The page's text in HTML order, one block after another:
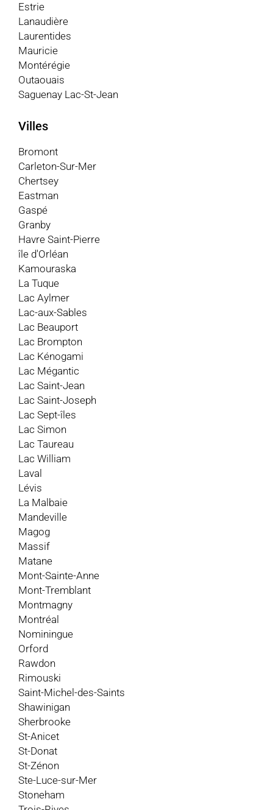
Estrie
Lanaudière
Laurentides
Mauricie
Montérégie
Outaouais
Saguenay Lac-St-Jean
Villes
Bromont
Carleton-Sur-Mer
Chertsey
Eastman
Gaspé
Granby
Havre Saint-Pierre
île d'Orléan
Kamouraska
La Tuque
Lac Aylmer
Lac-aux-Sables
Lac Beauport
Lac Brompton
Lac Kénogami
Lac Mégantic
Lac Saint-Jean
Lac Saint-Joseph
Lac Sept-îles
Lac Simon
Lac Taureau
Lac William
Laval
Lévis
La Malbaie
Mandeville
Magog
Massif
Matane
Mont-Sainte-Anne
Mont-Tremblant
Montmagny
Montréal
Nominingue
Orford
Rawdon
Rimouski
Saint-Michel-des-Saints
Shawinigan
Sherbrooke
St-Anicet
St-Donat
St-Zénon
Ste-Luce-sur-Mer
Stoneham